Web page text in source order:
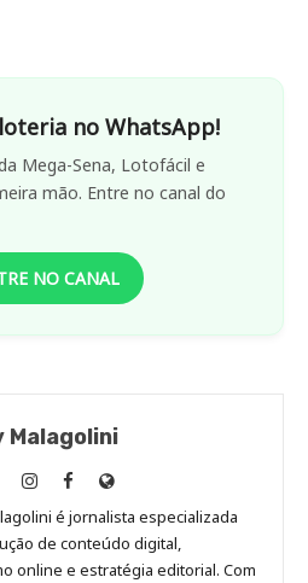
no WhatsApp!
Mega-Sena, Lotofácil e
mão. Entre no canal do
NO CANAL
Malagolini
Anny
Malagolini
no
Instagram
Anny
Malagolini
no
Facebook
Site
de
Anny
Malagolini
é jornalista especializada
de conteúdo digital,
online e estratégia editorial. Com